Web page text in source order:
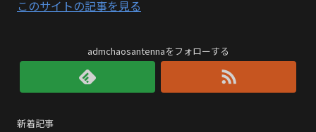
このサイトの記事を見る
admchaosantennaをフォローする
新着記事